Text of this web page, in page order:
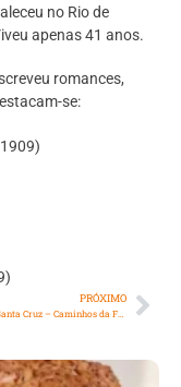
no Rio de
apenas 41 anos.
romances,
se:
PRÓXIMO
Ecomuseu de Santa Cruz – Caminhos da Fazenda de Santa Cruz e Santa Cruz republicana